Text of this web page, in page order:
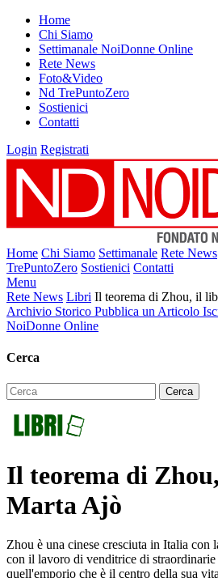
Home
Chi Siamo
Settimanale NoiDonne Online
Rete News
Foto&Video
Nd TrePuntoZero
Sostienici
Contatti
Login Registrati
Home Chi Siamo Settimanale Rete News
TrePuntoZero Sostienici Contatti
Menu
Rete News Libri Il teorema di Zhou, il
Archivio Storico Pubblica un Articolo
NoiDonne Online
Cerca
Il teorema di
Marta Ajò
Zhou è una cinese cresciuta in Italia con
con il lavoro di venditrice di
quell'emporio che è il centro della sua